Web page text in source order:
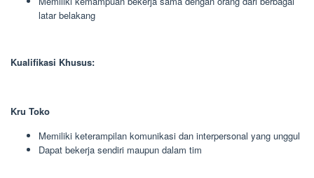
latar belakang
Kualifikasi Khusus:
Kru Toko
Memiliki keterampilan komunikasi dan interpersonal yang unggul
Dapat bekerja sendiri maupun dalam tim